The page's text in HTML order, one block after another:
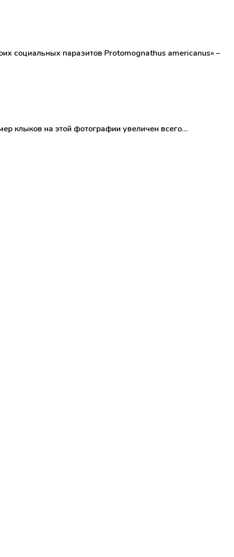
социальных паразитов Protomognathus americanus» –
клыков на этой фотографии увеличен всего…